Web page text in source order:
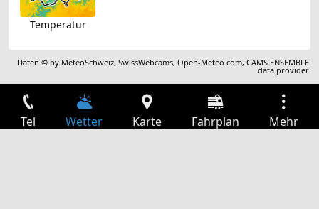
Temperatur
Daten © by MeteoSchweiz,SwissWebcams,Open-Meteo.com,CAMS ENSEMBLE
data provider
Tel Wetter Karte Fahrplan Mehr